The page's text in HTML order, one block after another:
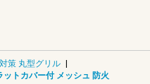
策 丸型グリル |
トカバー付 メッシュ 防火